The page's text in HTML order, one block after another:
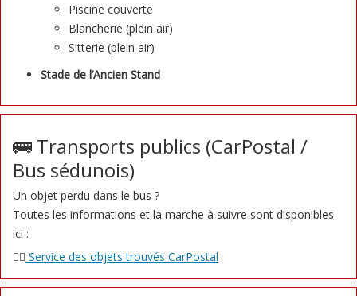
Piscine couverte
Blancherie (plein air)
Sitterie (plein air)
Stade de l’Ancien Stand
🚌 Transports publics (CarPostal /
Bus sédunois)
Un objet perdu dans le bus ?
Toutes les informations et la marche à suivre sont disponibles
ici :
👉🏻 Service des objets trouvés CarPostal